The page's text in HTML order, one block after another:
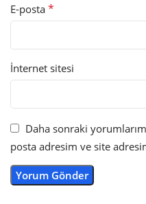
E-posta *
İnternet sitesi
Daha sonraki
posta adresim ve site